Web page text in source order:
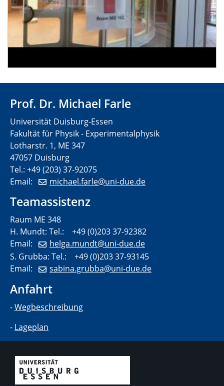
Prof. Dr. Michael Farle
Universität Duisburg-Essen
Fakultät für Physik - Experimentalphysik
Lotharstr. 1, ME 347
47057 Duisburg
Tel.: +49 (203) 37-92075
Email:
michael.farle@uni-due.de
Teamassistenz
Raum ME 348
H. Mundt: Tel.: +49 (0)203 37-92382
Email:
helga.mundt@uni-due.de
S. Grubba: Tel.: +49 (0)203 37-93145
Email:
sabina.grubba@uni-due.de
Anfahrt
-Wegbeschreibung
- Lageplan